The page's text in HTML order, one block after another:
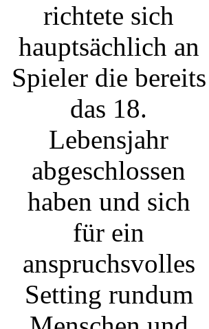
Spieler die bereits
das 18. Lebensjahr
abgeschlossen
haben und sich für
ein anspruchsvolles
Setting rundum
Menschen und
Vampire in der
Öffentlichkeit
interessieren.